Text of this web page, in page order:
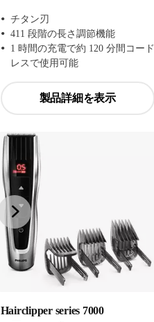
チタン刃
411 段階の長さ調節機能
1 時間の充電で約 120 分間コード
レスで使用可能
製品詳細を表示
Hairclipper series 7000